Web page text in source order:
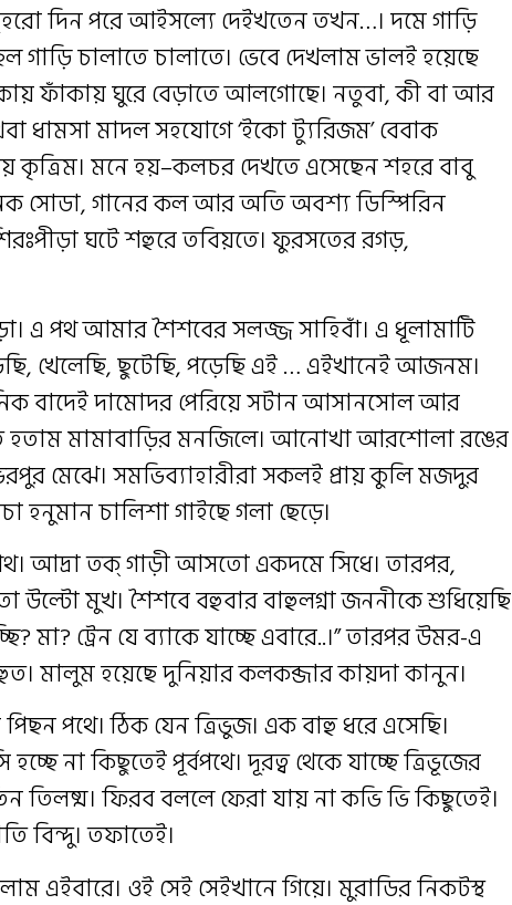
দিন পরে আইসল্যে দেইখতেন তখন…। দমে গাড়ি
গাড়ি চালাতে চালাতে। ভেবে দেখলাম ভালই হয়েছে
ফাঁকায় ঘুরে বেড়াতে আলগোছে। নতুবা, কী বা আর
ধামসা মাদল সহযোগে ‘ইকো ট্যুরিজম’ বেবাক
কৃত্রিম। মনে হয়–কলচর দেখতে এসেছেন শহরে বাবু
সোডা, গানের কল আর অতি অবশ্য ডিস্পিরিন
ঘটে শহুরে তবিয়তে। ফুরসতের রগড়,
এ পথ আমার শৈশবের সলজ্জ সাহিবাঁ। এ ধূলামাটি
খেলেছি, ছুটেছি, পড়েছি এই … এইখানেই আজনম।
বাদেই দামোদর পেরিয়ে সটান আসানসোল আর
হতাম মামাবাড়ির মনজিলে। আনোখা আরশোলা রঙের
মেঝে। সমভিব্যাহারীরা সকলই প্রায় কুলি মজদুর
হনুমান চালিশা গাইছে গলা ছেড়ে।
আদ্রা তক্ গাড়ী আসতো একদমে সিধে। তারপর,
মুখ। শৈশবে বহুবার বাহুলগ্না জননীকে শুধিয়েছি
ট্রেন যে ব্যাকে যাচ্ছে এবারে..।” তারপর উমর-এ
মালুম হয়েছে দুনিয়ার কলকব্জার কায়দা কানুন।
পথে। ঠিক যেন ত্রিভুজ। এক বাহু ধরে এসেছি।
না কিছুতেই পূর্বপথে। দূরত্ব থেকে যাচ্ছে ত্রিভূজের
তিন তিলষ্ম। ফিরব বললে ফেরা যায় না কভি ভি কিছুতেই।
বিন্দু। তফাতেই।
এইবারে। ওই সেই সেইখানে গিয়ে। মুরাডির নিকটস্থ